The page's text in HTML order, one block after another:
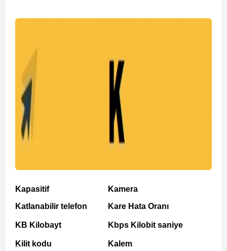
Kapasitif
Katlanabilir telefon
KB Kilobayt
Kilit kodu
Kamera
Kare Hata Oranı
Kbps Kilobit saniye
Kalem